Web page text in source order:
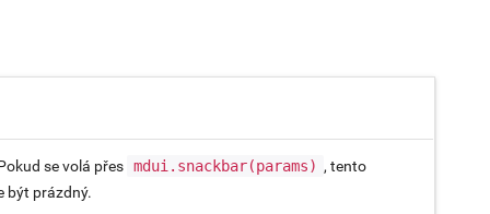
se volá přes mdui.snackbar(params) , tento
být prázdný.